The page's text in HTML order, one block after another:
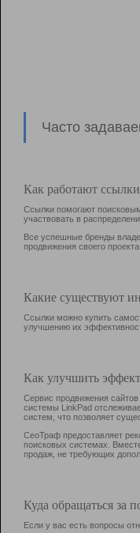
Часто
Как работают
Ссылки помогают
участвовать в
Все успешные бренды
продвижения своего проекта.
Какие существуют
Ссылки можно купить
улучшению их
Как улучшить
Сервис продвижения
системы LinkPad
систем, что позволяет
СеоТраф предоставляет
поисковых системах.
продаж, не требующих
Куда обращаться за
Если у вас есть вопросы